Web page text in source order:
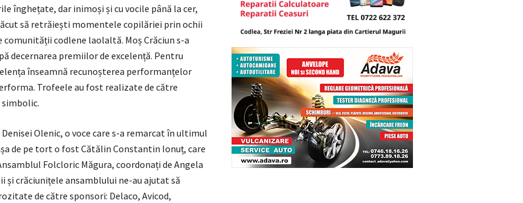
înghețate, dar inimoși și cu vocile până la cer,
să retrăiești momentele copilăriei prin ochii
codlene laolaltă. Moș Crăciun s-a
decernarea premiilor de excelență. Pentru
înseamnă recunoșterea performanțelor
Trofeele au fost realizate de către
Olenic, o voce care s-a remarcat în ultimul
de pe tort o fost Cătălin Constantin Ionuț, care
Folcloric Măgura, coordonați de Angela
și crăciunițele ansamblului ne-au ajutat să
de către sponsori: Delaco, Avicod,